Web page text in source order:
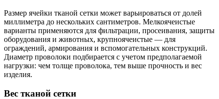
Размер ячейки тканой сетки может варьироваться от долей
миллиметра до нескольких сантиметров. Мелкоячеистые
варианты применяются для фильтрации, просеивания, защиты
оборудования и животных, крупноячеистые — для
ограждений, армирования и вспомогательных конструкций.
Диаметр проволоки подбирается с учетом предполагаемой
нагрузки: чем толще проволока, тем выше прочность и вес
изделия.
Вес тканой сетки